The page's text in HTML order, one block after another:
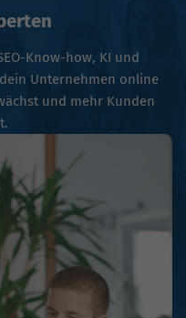
Know-how, KI und
Unternehmen online
und mehr Kunden